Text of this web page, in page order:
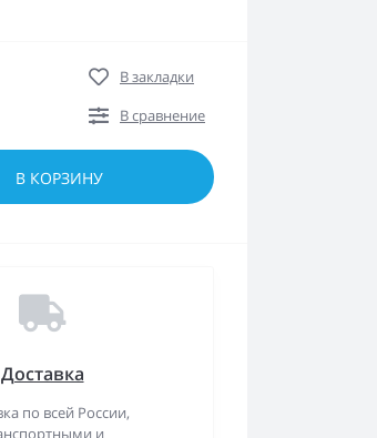
В закладки
В сравнение
В КОРЗИНУ
Доставка
по всей России,
и